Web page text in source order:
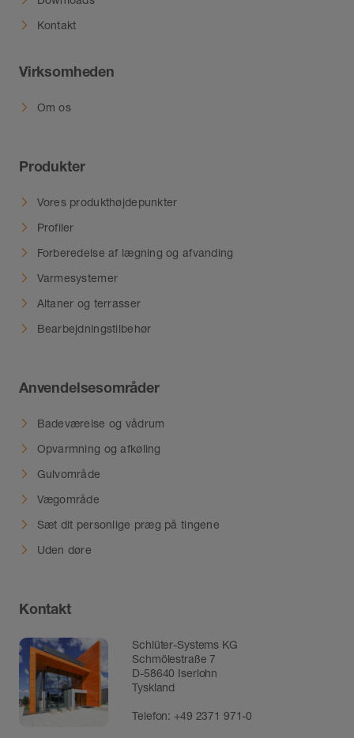
Kontakt
Virksomheden
Om os
Produkter
Vores produkthøjdepunkter
Profiler
Forberedelse af lægning og afvanding
Varmesystemer
Altaner og terrasser
Bearbejdningstilbehør
Anvendelsesområder
Badeværelse og vådrum
Opvarmning og afkøling
Gulvområde
Vægområde
Sæt dit personlige præg på tingene
Uden døre
Kontakt
Schlüter-Systems KG
Schmölestraße 7
D-58640 Iserlohn
Tyskland
Telefon:+49 2371 971-0